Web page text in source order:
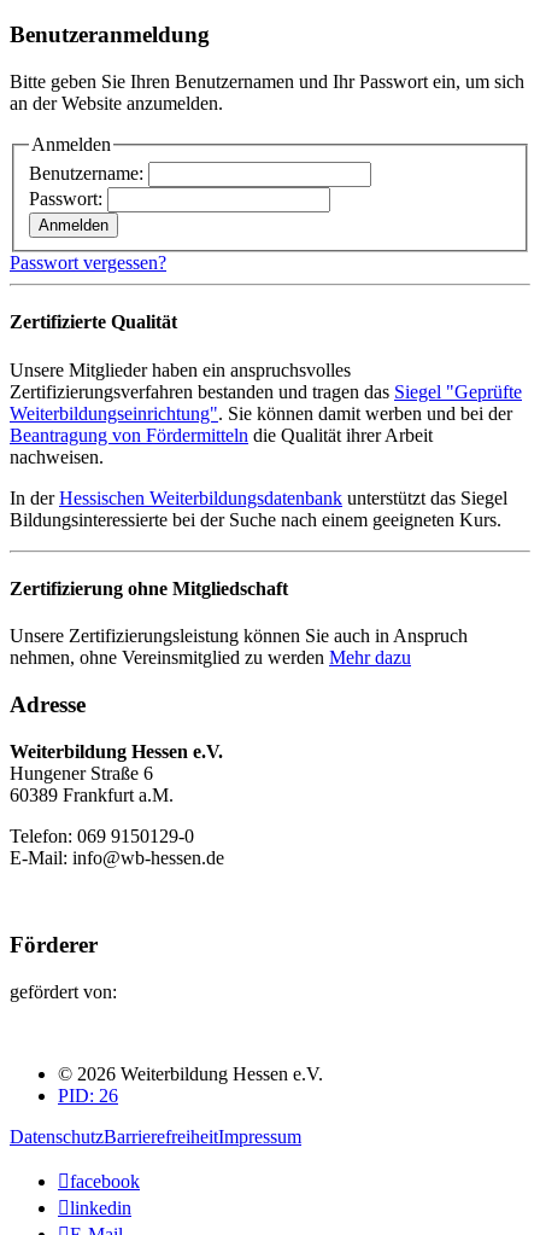
Benutzeranmeldung
Bitte geben Sie Ihren Benutzernamen und Ihr Passwort ein, um sich
an der Website anzumelden.
Anmelden
Benutzername:
Passwort:
Passwort vergessen?
Zertifizierte Qualität
Unsere Mitglieder haben ein anspruchsvolles
Zertifizierungsverfahren bestanden und tragen das Siegel "Geprüfte
Weiterbildungseinrichtung". Sie können damit werben und bei der
Beantragung von Fördermitteln die Qualität ihrer Arbeit
nachweisen.
In derHessischen Weiterbildungsdatenbank unterstützt das Siegel
Bildungsinteressierte bei der Suche nach einem geeigneten Kurs.
Zertifizierung ohne Mitgliedschaft
Unsere Zertifizierungsleistung können Sie auch in Anspruch
nehmen, ohne Vereinsmitglied zu werden Mehr dazu
Adresse
Weiterbildung Hessen e.V.
Hungener Straße 6
60389 Frankfurt a.M.
Telefon: 069 9150129-0
E-Mail: info@wb-hessen.de
Förderer
gefördert von:
© 2026 Weiterbildung Hessen e.V.
PID: 26
DatenschutzBarrierefreiheitImpressum
facebook
linkedin